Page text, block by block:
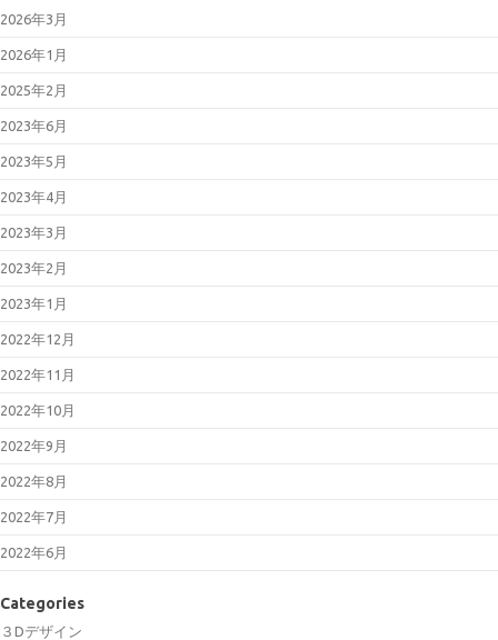
2026年3月
2026年1月
2025年2月
2023年6月
2023年5月
2023年4月
2023年3月
2023年2月
2023年1月
2022年12月
2022年11月
2022年10月
2022年9月
2022年8月
2022年7月
2022年6月
Categories
３Dデザイン